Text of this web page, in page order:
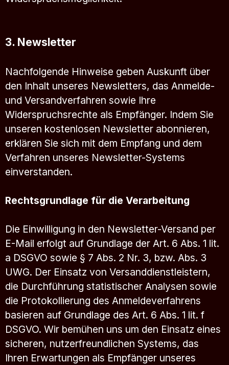
3. Newsletter
Nachfolgende Hinweise geben Auskunft über
den Inhalt unseres Newsletters, das Anmelde-
und Versandverfahren sowie Ihre
Widerspruchsrechte als Empfänger. Indem Sie
unseren kostenlosen Newsletter abonnieren,
erklären Sie sich mit dem Empfang und dem
Verfahren unseres Newsletter-Systems
einverstanden.
Rechtsgrundlage für die Verarbeitung
Die Einwilligung in den Newsletter-Versand per
E-Mail erfolgt auf Grundlage der Art. 6 Abs. 1 lit.
a DSGVO sowie § 7 Abs. 2 Nr. 3, bzw. Abs. 3
UWG. Der Einsatz von Versanddienstleistern,
die Durchführung statistischer Analysen sowie
die Protokollierung des Anmeldeverfahrens
basieren auf Grundlage des Art. 6 Abs. 1 lit. f
DSGVO. Wir bemühen uns um den Einsatz eines
sicheren, nutzerfreundlichen Systems, das
Ihren Erwartungen als Empfänger unseres